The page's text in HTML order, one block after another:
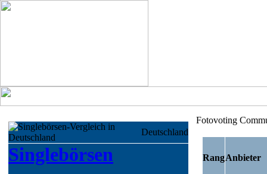
Deutschland
Singlebörsen
Fotovoting
RangAnbieter